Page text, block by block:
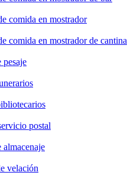
comida en mostrador
comida en mostrador de cantina
postal
velación